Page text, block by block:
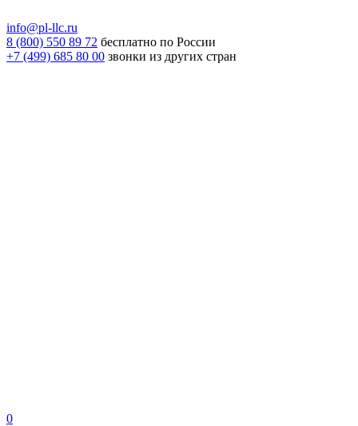
info@pl-llc.ru
8 (800) 550 89 72 бесплатно по России
+7 (499) 685 80 00 звонки из других стран
0